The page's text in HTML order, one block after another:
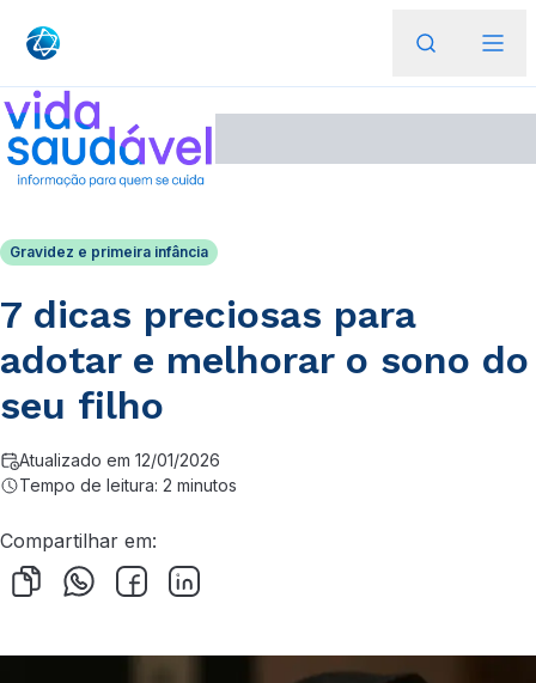
Gravidez e primeira infância
7 dicas preciosas para
adotar e melhorar o sono do
seu filho
Atualizado em 12/01/2026
Tempo de leitura: 2 minutos
Compartilhar em: